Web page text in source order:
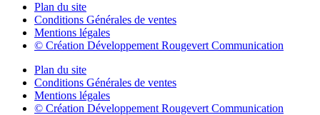
Plan du site
Conditions Générales de ventes
Mentions légales
© Création Développement Rougevert Communication
Plan du site
Conditions Générales de ventes
Mentions légales
© Création Développement Rougevert Communication